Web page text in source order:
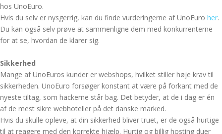
hos UnoEuro.
Hvis du selv er nysgerrig, kan du finde vurderingerne af UnoEuro her.
Du kan også selv prøve at sammenligne dem med konkurrenterne
for at se, hvordan de klarer sig.
Sikkerhed
Mange af UnoEuros kunder er webshops, hvilket stiller høje krav til
sikkerheden. UnoEuro forsøger konstant at være på forkant med de
nyeste tiltag, som hackerne står bag. Det betyder, at de i dag er én
af de mest sikre webhoteller på det danske marked.
Hvis du skulle opleve, at din sikkerhed bliver truet, er de også hurtige
til at reagere med den korrekte hjælp. Hurtig og billig hosting duer